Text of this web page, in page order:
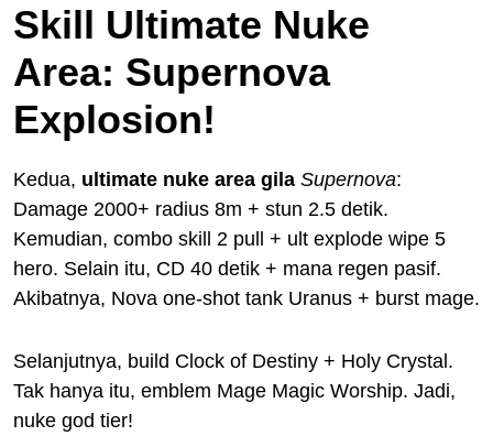
Skill Ultimate Nuke
Area: Supernova
Explosion!
Kedua, ultimate nuke area gila Supernova:
Damage 2000+ radius 8m + stun 2.5 detik.
Kemudian, combo skill 2 pull + ult explode wipe 5
hero. Selain itu, CD 40 detik + mana regen pasif.
Akibatnya, Nova one-shot tank Uranus + burst mage.
Selanjutnya, build Clock of Destiny + Holy Crystal.
Tak hanya itu, emblem Mage Magic Worship. Jadi,
nuke god tier!